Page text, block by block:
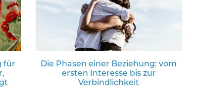
für
Die Phasen einer Beziehung: vom
ersten Interesse bis zur
Verbindlichkeit